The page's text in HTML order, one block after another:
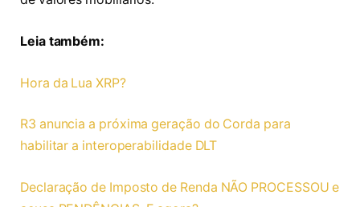
Leia também:
Hora da Lua XRP?
R3 anuncia a próxima geração do Corda para
habilitar a interoperabilidade DLT
Declaração de Imposto de Renda NÃO PROCESSOU e